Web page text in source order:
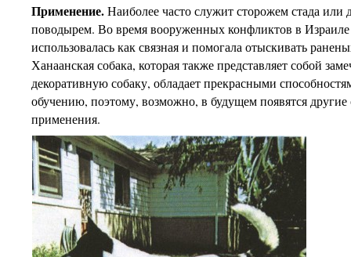
Применение.Наиболее часто служит сторожем стада или
поводырем. Во время вооруженных конфликтов в
использовалась как связная и помогала отыскивать
Ханаанская собака, которая также представляет собой
декоративную собаку, обладает прекрасными
обучению, поэтому, возможно, в будущем появятся другие
применения.